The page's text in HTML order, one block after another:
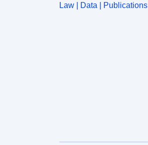
Law | Data | Publications